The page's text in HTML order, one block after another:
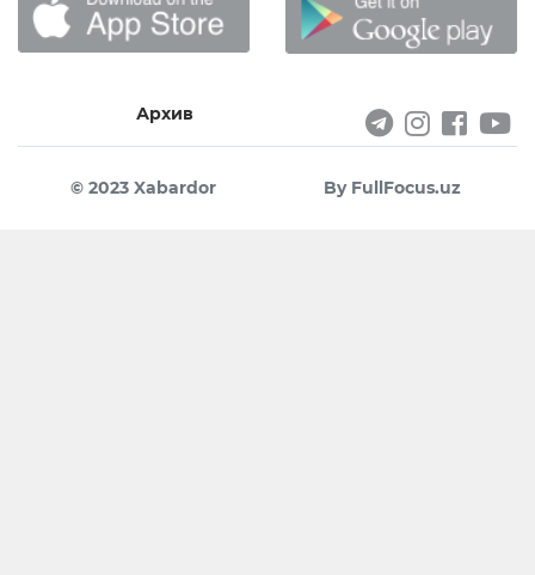
Архив
© 2023 Xabardor By FullFocus.uz